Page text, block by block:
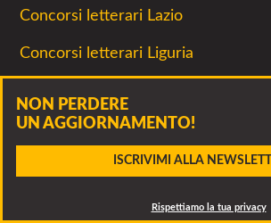
Accidenti, questo bando è scaduto!
Clicca per vedere altri bandi della stessa
Concorsi letterari Lazio
Concorsi letterari Liguria
Concorsi letterari Marche
Concorsi letterari Online
Concorsi letterari Piemonte
NON PERDERE
UN AGGIORNAMENTO!
ISCRIVIMI ALLA
Rispettiamo la tua privacy